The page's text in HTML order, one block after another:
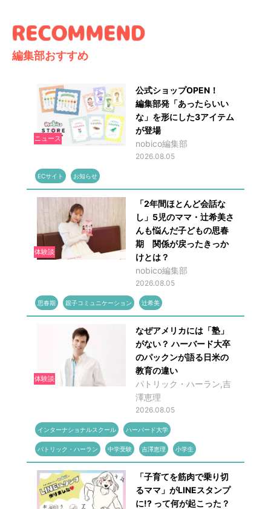
編集部おすすめ
ニュース
公式ショップOPEN！
編集部発「あったらいい
な」を形にした3アイテム
が登場
nobico編集部
2026.08.05
ECサイト お知らせ
体験談
「2年間ほとんど会話な
し」5児のママ・辻希美さ
んも悩んだ子どもの思春
期 関係が戻ったきっか
けとは？
nobico編集部
2026.08.05
思春期 親子コミュニケーション 辻希美
体験談
なぜアメリカには「塾」
がない？ ハーバード大卒
のパックンが語る日米の
教育の違い
パトリック・ハーラン,吉
澤恵理
2026.08.05
インターナショナルスクール ハーバード大学
パトリック・ハーラン 中学受験 吉澤恵理 小学生
「子育てを筋肉で乗り切
るママ」がLINEスタンプ
に!? って何が起こった？